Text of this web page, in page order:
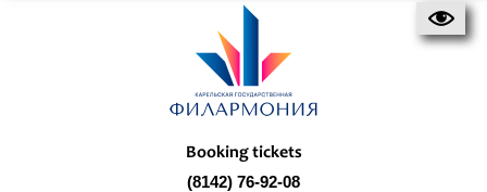
Booking tickets
(8142) 76-92-08